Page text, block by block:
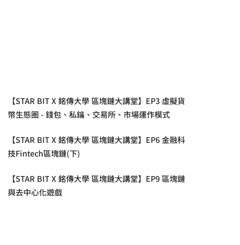
【STAR BIT X 銘傳大學 區塊鏈大講堂】EP3 虛擬貨
幣生態圈 - 錢包、私鑰、交易所、市場運作模式
【STAR BIT X 銘傳大學 區塊鏈大講堂】EP6 金融科
技Fintech區塊鏈(下)
【STAR BIT X 銘傳大學 區塊鏈大講堂】EP9 區塊鏈
與去中心化遊戲